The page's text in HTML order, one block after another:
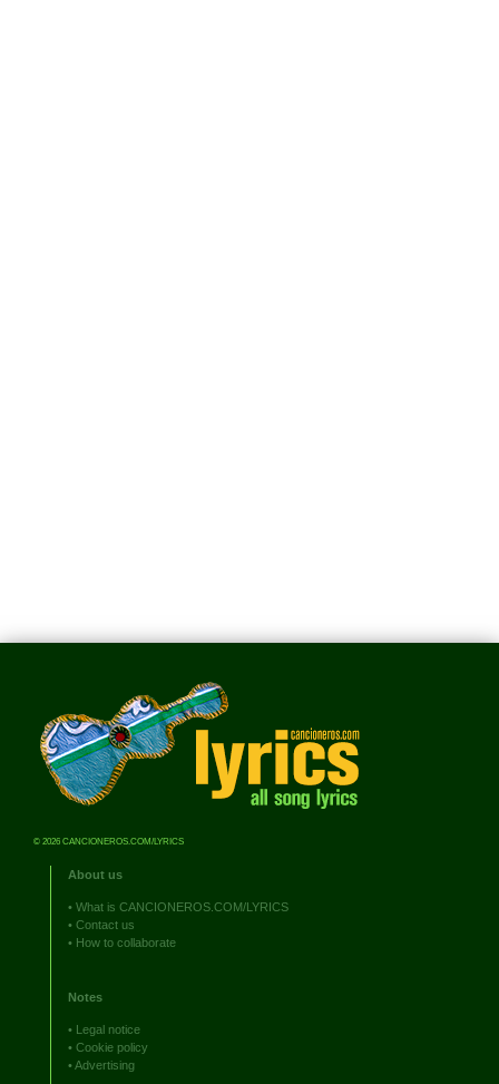
© 2026 CANCIONEROS.COM/LYRICS
About us
• What is CANCIONEROS.COM/LYRICS
• Contact us
• How to collaborate
Notes
• Legal notice
• Cookie policy
•Advertising